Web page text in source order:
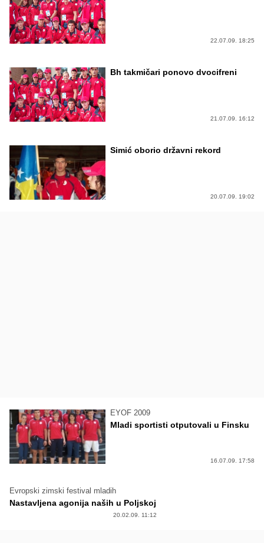
22.07.09. 18:25
Bh takmičari ponovo dvocifreni
21.07.09. 16:12
Simić oborio državni rekord
20.07.09. 19:02
EYOF 2009
Mladi sportisti otputovali u Finsku
16.07.09. 17:58
Evropski zimski festival mladih
Nastavljena agonija naših u Poljskoj
20.02.09. 11:12